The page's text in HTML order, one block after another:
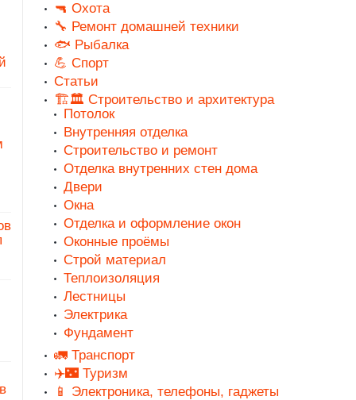
🔫 Охота
🔧 Ремонт домашней техники
🐟 Рыбалка
💪 Спорт
Статьи
🏗️🏛️ Строительство и архитектура
Потолок
Внутренняя отделка
Строительство и ремонт
Отделка внутренних стен дома
Двери
Окна
Отделка и оформление окон
Оконные проёмы
Строй материал
Теплоизоляция
Лестницы
Электрика
Фундамент
🚛 Транспорт
✈️🌃 Туризм
📱 Электроника, телефоны, гаджеты